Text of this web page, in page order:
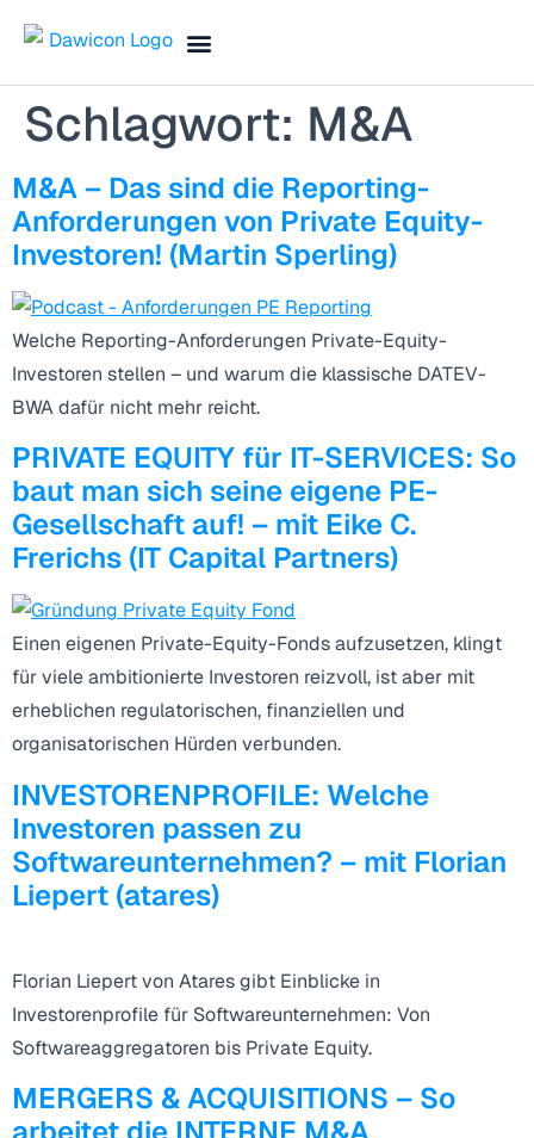
Schlagwort: M&A
M&A – Das sind die Reporting-
Anforderungen von Private Equity-
Investoren! (Martin Sperling)
Welche Reporting-Anforderungen Private-Equity-
Investoren stellen – und warum die klassische DATEV-
BWA dafür nicht mehr reicht.
PRIVATE EQUITY für IT-SERVICES: So
baut man sich seine eigene PE-
Gesellschaft auf! – mit Eike C.
Frerichs (IT Capital Partners)
Einen eigenen Private-Equity-Fonds aufzusetzen, klingt
für viele ambitionierte Investoren reizvoll, ist aber mit
erheblichen regulatorischen, finanziellen und
organisatorischen Hürden verbunden.
INVESTORENPROFILE: Welche
Investoren passen zu
Softwareunternehmen? – mit Florian
Liepert (atares)
Florian Liepert von Atares gibt Einblicke in
Investorenprofile für Softwareunternehmen: Von
Softwareaggregatoren bis Private Equity.
MERGERS & ACQUISITIONS – So